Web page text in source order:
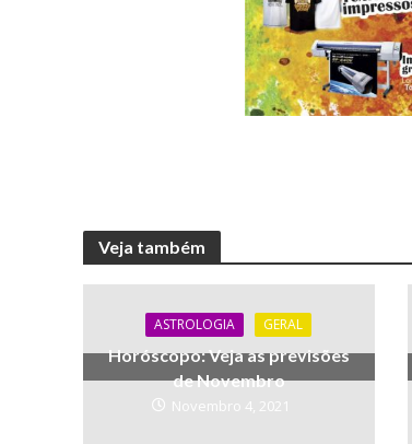
Veja também
ASTROLOGIA GERAL
Horóscopo: Veja as previsões
de Novembro
Novembro 4, 2021